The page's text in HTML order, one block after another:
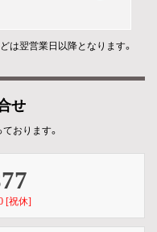
は翌営業日以降となります。
せ
おります。
[祝休]